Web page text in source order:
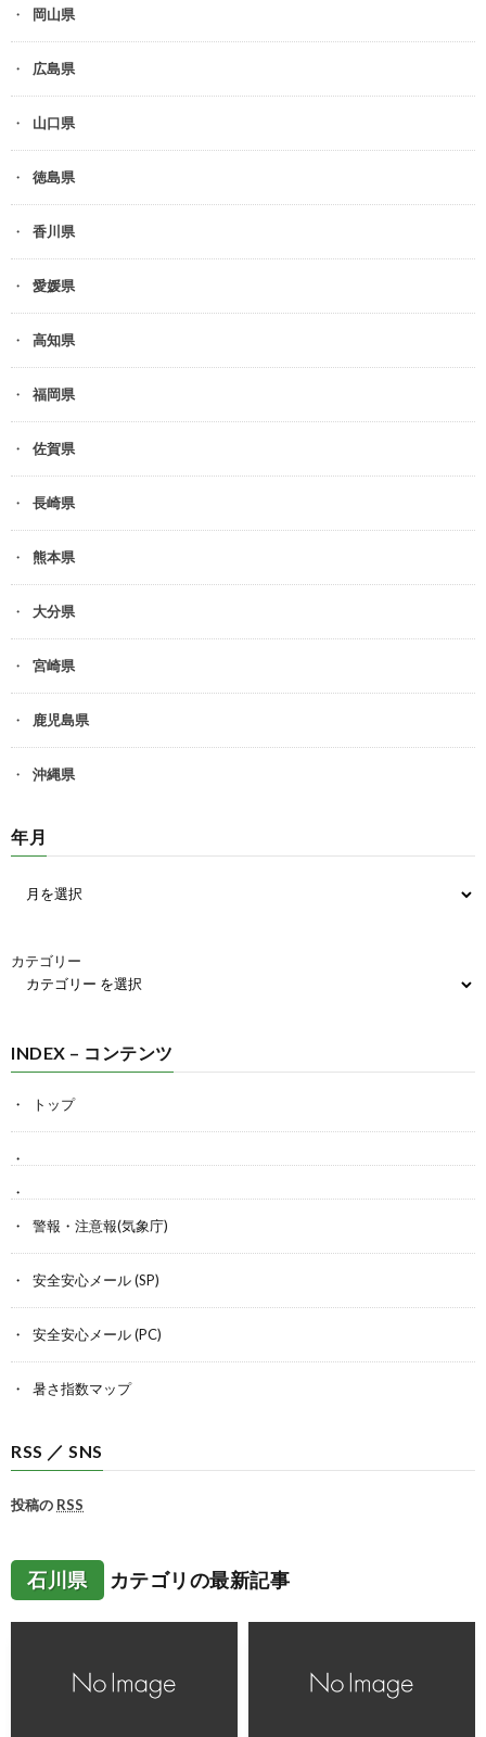
岡山県
広島県
山口県
徳島県
香川県
愛媛県
高知県
福岡県
佐賀県
長崎県
熊本県
大分県
宮崎県
鹿児島県
沖縄県
年月
カテゴリー
INDEX – コンテンツ
トップ
警報・注意報(気象庁)
安全安心メール (SP)
安全安心メール (PC)
暑さ指数マップ
RSS ／ SNS
投稿の RSS
石川県 カテゴリの最新記事